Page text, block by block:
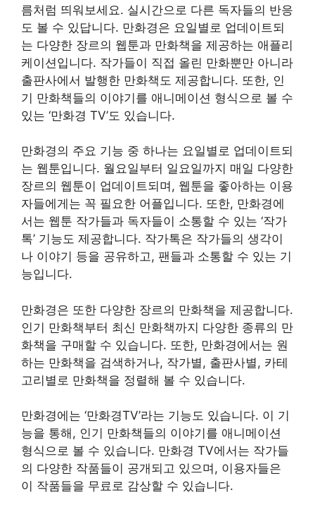
름처럼 띄워보세요. 실시간으로 다른 독자들의 반응
도 볼 수 있답니다. 만화경은 요일별로 업데이트되
는 다양한 장르의 웹툰과 만화책을 제공하는 애플리
케이션입니다. 작가들이 직접 올린 만화뿐만 아니라
출판사에서 발행한 만화책도 제공합니다. 또한, 인
기 만화책들의 이야기를 애니메이션 형식으로 볼 수
있는 ‘만화경 TV’도 있습니다.
만화경의 주요 기능 중 하나는 요일별로 업데이트되
는 웹툰입니다. 월요일부터 일요일까지 매일 다양한
장르의 웹툰이 업데이트되며, 웹툰을 좋아하는 이용
자들에게는 꼭 필요한 어플입니다. 또한, 만화경에
서는 웹툰 작가들과 독자들이 소통할 수 있는 ‘작가
톡’ 기능도 제공합니다. 작가톡은 작가들의 생각이
나 이야기 등을 공유하고, 팬들과 소통할 수 있는 기
능입니다.
만화경은 또한 다양한 장르의 만화책을 제공합니다.
인기 만화책부터 최신 만화책까지 다양한 종류의 만
화책을 구매할 수 있습니다. 또한, 만화경에서는 원
하는 만화책을 검색하거나, 작가별, 출판사별, 카테
고리별로 만화책을 정렬해 볼 수 있습니다.
만화경에는 ‘만화경TV’라는 기능도 있습니다. 이 기
능을 통해, 인기 만화책들의 이야기를 애니메이션
형식으로 볼 수 있습니다. 만화경 TV에서는 작가들
의 다양한 작품들이 공개되고 있으며, 이용자들은
이 작품들을 무료로 감상할 수 있습니다.